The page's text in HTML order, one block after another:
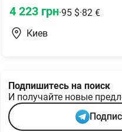
4 223 грн·95 $·82 €
Киев
Подпишитесь на поиск
И получайте новые